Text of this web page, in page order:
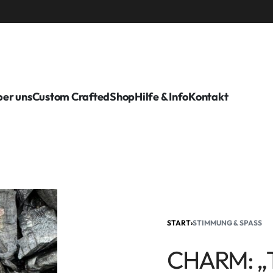
unsCustom CraftedShopHilfe & InfoKontakt
START›STIMMUNG & SPASS
CHARM: